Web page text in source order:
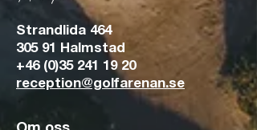
Strandlida 464
305 91 Halmstad
+46 (0)35 241 19 20
reception@golfarenan.se